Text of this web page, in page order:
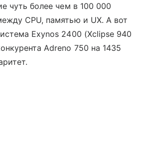
чуть более чем в 100 000
CPU, памятью и UX. А вот
Exynos 2400 (Xclipse 940
Adreno 750 на 1435